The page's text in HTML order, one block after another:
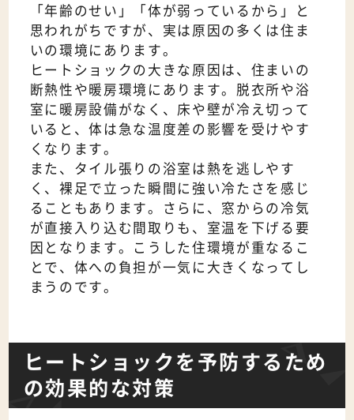
「年齢のせい」「体が弱っているから」と
思われがちですが、実は原因の多くは住ま
いの環境にあります。
ヒートショックの大きな原因は、住まいの
断熱性や暖房環境にあります。脱衣所や浴
室に暖房設備がなく、床や壁が冷え切って
いると、体は急な温度差の影響を受けやす
くなります。
また、タイル張りの浴室は熱を逃しやす
く、裸足で立った瞬間に強い冷たさを感じ
ることもあります。さらに、窓からの冷気
が直接入り込む間取りも、室温を下げる要
因となります。こうした住環境が重なるこ
とで、体への負担が一気に大きくなってし
まうのです。
ヒートショックを予防するため
の効果的な対策